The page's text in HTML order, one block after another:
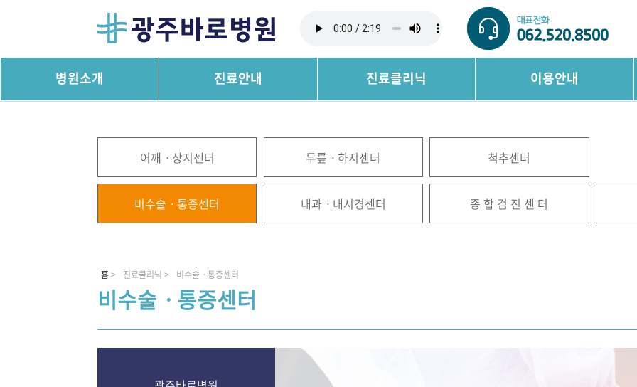
병원소개 진료안내 진료클리닉 이용안내
어깨ㆍ상지센터 무릎ㆍ하지센터 척추센터
비수술ㆍ통증센터 내과ㆍ내시경센터 종 합 검 진 센 터
홈> 진료클리닉 > 비수술ㆍ통증센터
비수술ㆍ통증센터